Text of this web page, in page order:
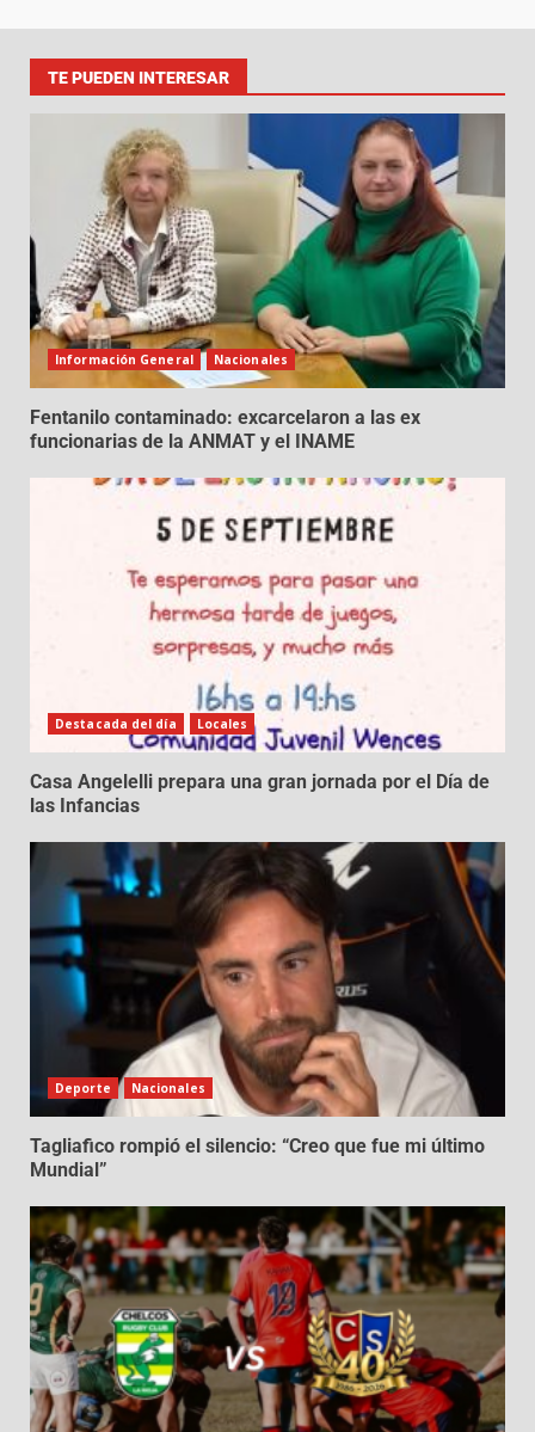
TE PUEDEN INTERESAR
Información General Nacionales
Fentanilo contaminado: excarcelaron a las ex
funcionarias de la ANMAT y el INAME
Destacada del día Locales
Casa Angelelli prepara una gran jornada por el Día de
las Infancias
Deporte Nacionales
Tagliafico rompió el silencio: “Creo que fue mi último
Mundial”